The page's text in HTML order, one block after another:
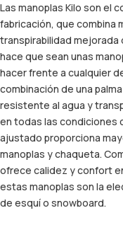
Las manoplas Kilo son el
fabricación, que combina
transpirabilidad mejorada
hace que sean unas
hacer frente a cualquier
combinación de una
resistente al agua y
en todas las condiciones
ajustado proporciona
manoplas y chaqueta.
ofrece calidez y confort
estas manoplas son la
de esquí o snowboard.